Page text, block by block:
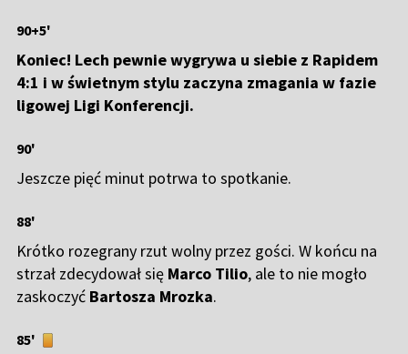
90+5'
Koniec! Lech pewnie wygrywa u siebie z Rapidem
4:1 i w świetnym stylu zaczyna zmagania w fazie
ligowej Ligi Konferencji.
90'
Jeszcze pięć minut potrwa to spotkanie.
88'
Krótko rozegrany rzut wolny przez gości. W końcu na
strzał zdecydował się Marco Tilio, ale to nie mogło
zaskoczyć Bartosza Mrozka.
85'